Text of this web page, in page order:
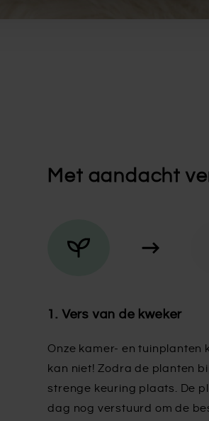
Met aandacht
1. Vers van de kweker
Onze kamer- en tuinplanten
kan niet! Zodra de planten
strenge keuring plaats. De
dag nog verstuurd om de